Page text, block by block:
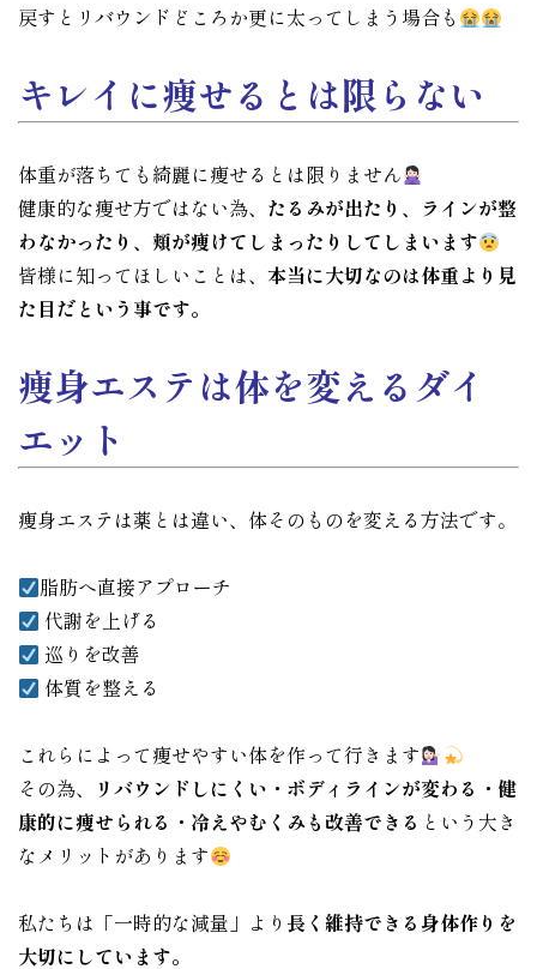
戻すとリバウンドどころか更に太ってしまう場合も
キレイに痩せるとは限らない
体重が落ちても綺麗に痩せるとは限りません
健康的な痩せ方ではない為、 たるみが出たり、ラインが整
わなかったり、頬が痩けてしまったりしてしまいます
皆様に知ってほしいことは、 本当に大切なのは体重より見
た目だという事です。
痩身エステは体を変えるダイ
エット
痩身エステは薬とは違い、体そのものを変える方法です。
脂肪へ直接アプローチ
代謝を上げる
巡りを改善
体質を整える
これらによって痩せやすい体を作って行きます
その為、
リバウンドしにくい・ボディラインが変わる・健
康的に痩せられる・冷えやむくみも改善できる という大き
なメリットがあります
私たちは「一時的な減量」より 長く維持できる身体作りを
大切にしています。